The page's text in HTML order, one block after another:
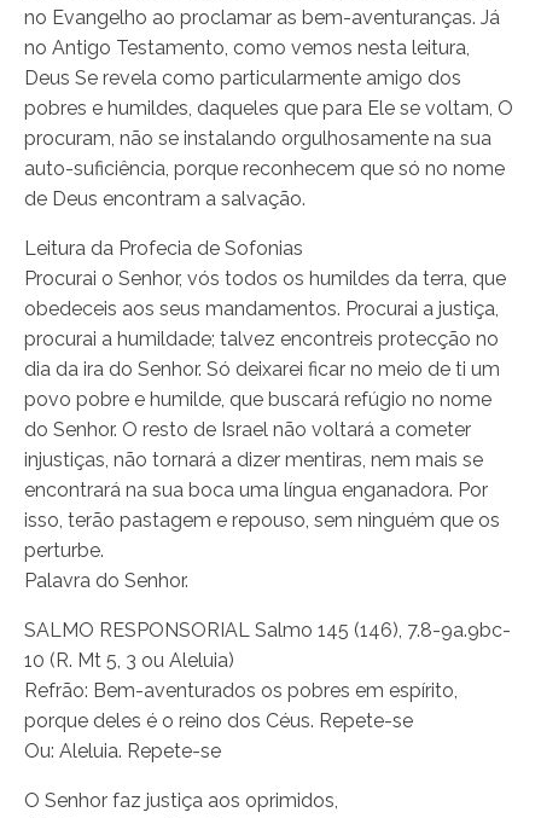
no Evangelho ao proclamar as bem-aventuranças. Já
no Antigo Testamento, como vemos nesta leitura,
Deus Se revela como particularmente amigo dos
pobres e humildes, daqueles que para Ele se voltam, O
procuram, não se instalando orgulhosamente na sua
auto-suficiência, porque reconhecem que só no nome
de Deus encontram a salvação.
Leitura da Profecia de Sofonias
Procurai o Senhor, vós todos os humildes da terra, que
obedeceis aos seus mandamentos. Procurai a justiça,
procurai a humildade; talvez encontreis protecção no
dia da ira do Senhor. Só deixarei ficar no meio de ti um
povo pobre e humilde, que buscará refúgio no nome
do Senhor. O resto de Israel não voltará a cometer
injustiças, não tornará a dizer mentiras, nem mais se
encontrará na sua boca uma língua enganadora. Por
isso, terão pastagem e repouso, sem ninguém que os
perturbe.
Palavra do Senhor.
SALMO RESPONSORIAL Salmo 145 (146), 7.8-9a.9bc-
10 (R. Mt 5, 3 ou Aleluia)
Refrão: Bem-aventurados os pobres em espírito,
porque deles é o reino dos Céus. Repete-se
Ou: Aleluia. Repete-se
O Senhor faz justiça aos oprimidos,